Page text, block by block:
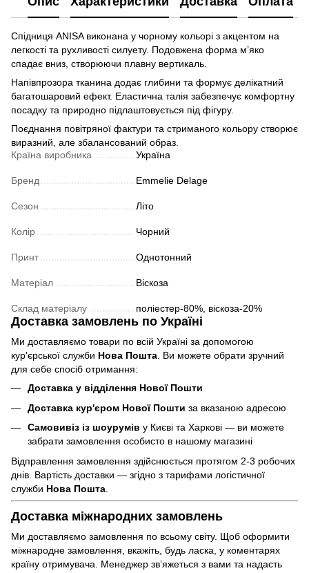
Спідниця ANISA виконана у чорному кольорі з акцентом на
легкості та рухливості силуету. Подовжена форма м’яко
спадає вниз, створюючи плавну вертикаль.
Напівпрозора тканина додає глибини та формує делікатний
багатошаровий ефект. Еластична талія забезпечує комфортну
посадку та природно підлаштовується під фігуру.
Поєднання повітряної фактури та стриманого кольору створює
виразний, але збалансований образ.
Країна виробника
Україна
Бренд Emmelie Delage
Сезон Літо
Колір Чорний
Принт Однотонний
Матеріал Віскоза
Склад матеріалу поліестер-80%, віскоза-20%
Доставка замовлень по Україні
Ми доставляємо товари по всій Україні за допомогою
кур'єрської служби Нова Пошта. Ви можете обрати зручний
для себе спосіб отримання:
Доставка у відділення Нової Пошти
Доставка кур'єром Нової Пошти за вказаною адресою
Самовивіз із шоурумів у Києві та Харкові — ви можете
забрати замовлення особисто в нашому магазині
Відправлення замовлення здійснюється протягом 2-3 робочих
днів. Вартість доставки — згідно з тарифами логістичної
служби Нова Пошта
Доставка міжнародних замовлень
Ми доставляємо замовлення по всьому світу. Щоб оформити
міжнародне замовлення, вкажіть, будь ласка, у коментарях
країну отримувача. Менеджер зв’яжеться з вами та надасть